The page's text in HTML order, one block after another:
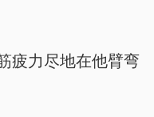
疲力尽地在他臂弯